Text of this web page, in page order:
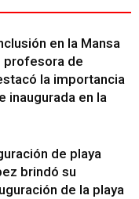
en la Mansa
profesora de
la importancia
inaugurada en la
de playa
brindó su
de la playa